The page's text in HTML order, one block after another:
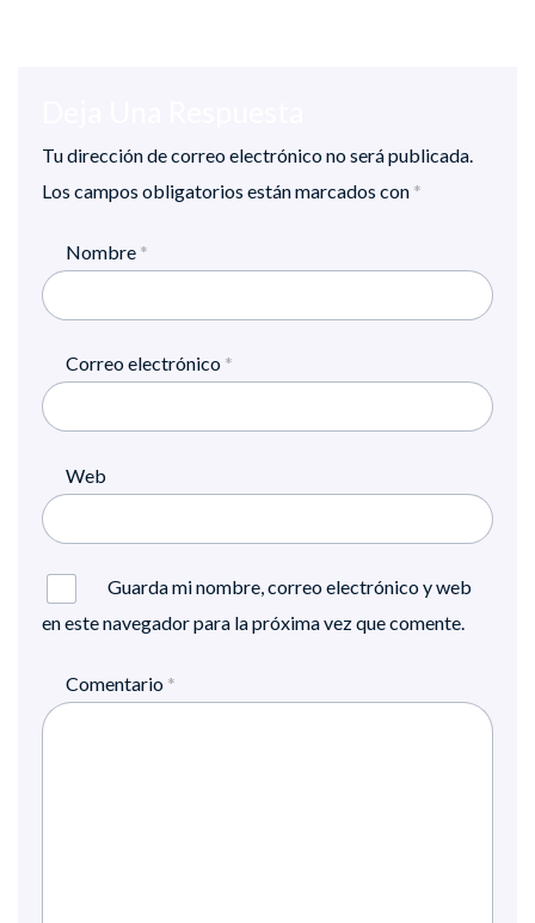
Tu dirección de correo electrónico no será publicada.
Los campos obligatorios están marcados con *
Nombre *
Correo electrónico *
Web
Guarda mi nombre, correo electrónico y web
en este navegador para la próxima vez que comente.
Comentario *